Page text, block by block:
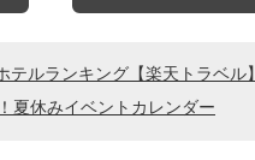
ルランキング【楽天トラベル】
夏休みイベントカレンダー